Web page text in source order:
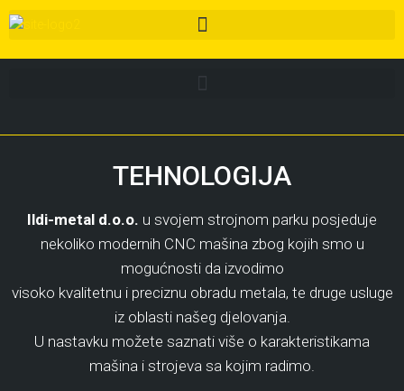
TEHNOLOGIJA
Ildi-metal d.o.o. u svojem strojnom parku posjeduje
nekoliko modernih CNC mašina zbog kojih smo u
mogućnosti da izvodimo
visoko kvalitetnu i preciznu obradu metala, te druge usluge
iz oblasti našeg djelovanja.
U nastavku možete saznati više o karakteristikama
mašina i strojeva sa kojim radimo.